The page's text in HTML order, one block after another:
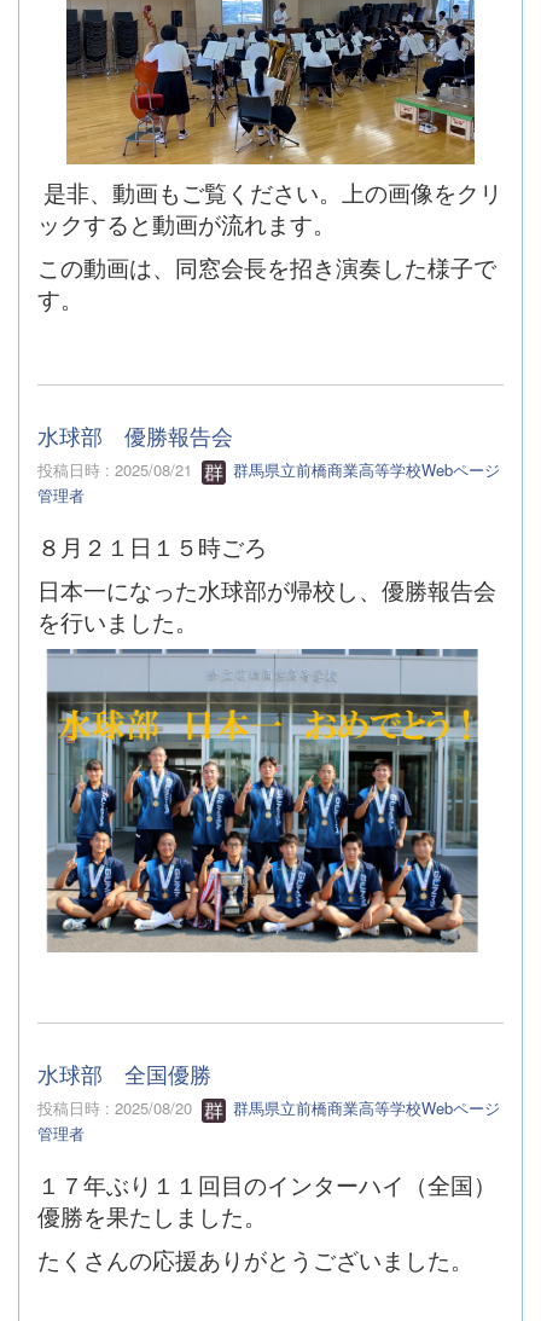
是非、動画もご覧ください。上の画像をクリ
ックすると動画が流れます。
この動画は、同窓会長を招き演奏した様子で
す。
水球部 優勝報告会
投稿日時 : 2025/08/21
群馬県立前橋商業高等学校Webページ
管理者
８月２１日１５時ごろ
日本一になった水球部が帰校し、優勝報告会
を行いました。
水球部 全国優勝
投稿日時 : 2025/08/20
群馬県立前橋商業高等学校Webページ
管理者
１７年ぶり１１回目のインターハイ（全国）
優勝を果たしました。
たくさんの応援ありがとうございました。